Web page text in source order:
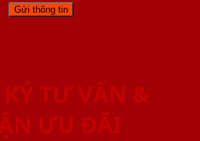
TƯ VẤN &
ƯU ĐÃI